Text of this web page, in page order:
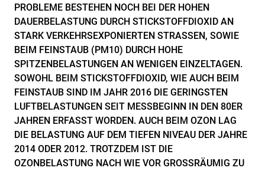
PROBLEME BESTEHEN NOCH BEI DER HOHEN
DAUERBELASTUNG DURCH STICKSTOFFDIOXID AN
STARK VERKEHRSEXPONIERTEN STRASSEN, SOWIE
BEIM FEINSTAUB (PM10) DURCH HOHE
SPITZENBELASTUNGEN AN WENIGEN EINZELTAGEN.
SOWOHL BEIM STICKSTOFFDIOXID, WIE AUCH BEIM
FEINSTAUB SIND IM JAHR 2016 DIE GERINGSTEN
LUFTBELASTUNGEN SEIT MESSBEGINN IN DEN 80ER
JAHREN ERFASST WORDEN. AUCH BEIM OZON LAG
DIE BELASTUNG AUF DEM TIEFEN NIVEAU DER JAHRE
2014 ODER 2012. TROTZDEM IST DIE
OZONBELASTUNG NACH WIE VOR GROSSRÄUMIG ZU